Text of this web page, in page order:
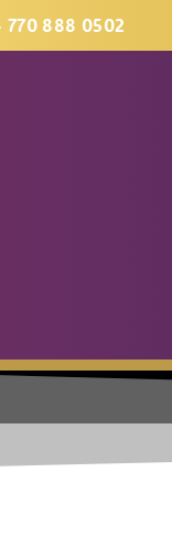
770 888 0502